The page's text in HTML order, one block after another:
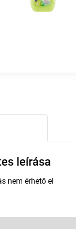
leírása
nem érhető el